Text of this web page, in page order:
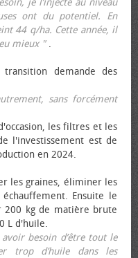
je l’injecte au niveau
ont du potentiel. En
44 q/ha. Cette année, il
mieux ".
demande des
sans forcément
les filtres et les
l'investissement est de
en 2024.
les graines, éliminer les
Ensuite le
200 kg de matière brute
L d'huile.
besoin d’être tout le
trop d’huile dans les